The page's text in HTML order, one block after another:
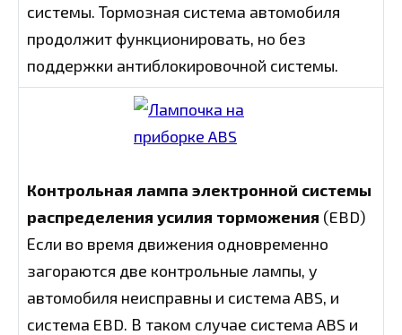
системы. Тормозная система автомобиля
продолжит функционировать, но без
поддержки антиблокировочной системы.
Контрольная лампа электронной системы
распределения усилия торможения (EBD)
Если во время движения одновременно
загораются две контрольные лампы, у
автомобиля неисправны и система ABS, и
система EBD. В таком случае система ABS и